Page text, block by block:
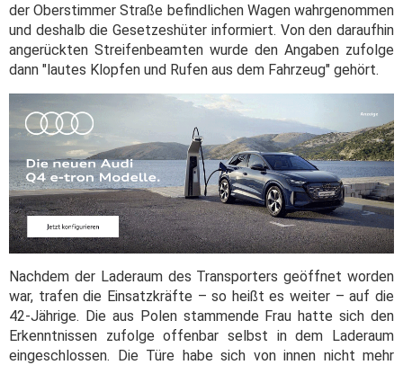
der Oberstimmer Straße befindlichen Wagen wahrgenommen
und deshalb die Gesetzeshüter informiert. Von den daraufhin
angerückten Streifenbeamten wurde den Angaben zufolge
dann "lautes Klopfen und Rufen aus dem Fahrzeug" gehört.
Nachdem der Laderaum des Transporters geöffnet worden
war, trafen die Einsatzkräfte – so heißt es weiter – auf die
42-Jährige. Die aus Polen stammende Frau hatte sich den
Erkenntnissen zufolge offenbar selbst in dem Laderaum
eingeschlossen. Die Türe habe sich von innen nicht mehr